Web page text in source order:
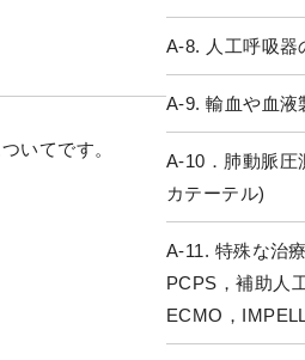
いてです。
A-8. 人工呼吸器
A-9. 輸血や血液
A-10．肺動脈
カテーテル)
A-11. 特殊な治
PCPS，補助人
ECMO，